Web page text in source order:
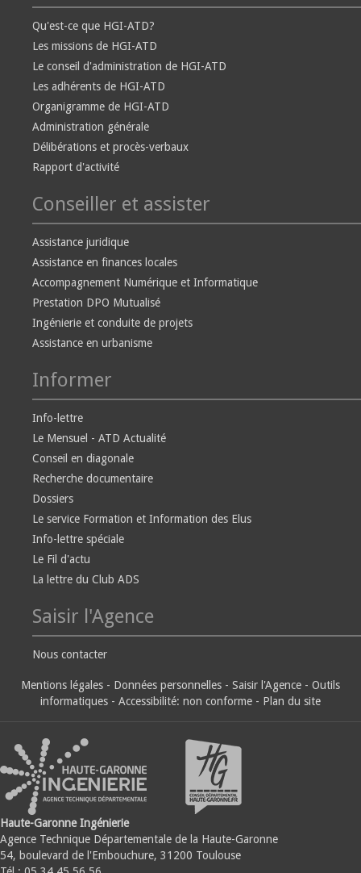
Qu'est-ce que HGI-ATD?
Les missions de HGI-ATD
Le conseil d'administration de HGI-ATD
Les adhérents de HGI-ATD
Organigramme de HGI-ATD
Administration générale
Délibérations et procès-verbaux
Rapport d'activité
Conseiller et assister
Assistance juridique
Assistance en finances locales
Accompagnement Numérique et Informatique
Prestation DPO Mutualisé
Ingénierie et conduite de projets
Assistance en urbanisme
Informer
Info-lettre
Le Mensuel - ATD Actualité
Conseil en diagonale
Recherche documentaire
Dossiers
Le service Formation et Information des Elus
Info-lettre spéciale
Le Fil d'actu
La lettre du Club ADS
Saisir l'Agence
Nous contacter
Mentions légales - Données personnelles - Saisir l'Agence - Outils
informatiques - Accessibilité: non conforme - Plan du site
Haute-Garonne Ingénierie
Agence Technique Départementale de la Haute-Garonne
54, boulevard de l'Embouchure, 31200 Toulouse